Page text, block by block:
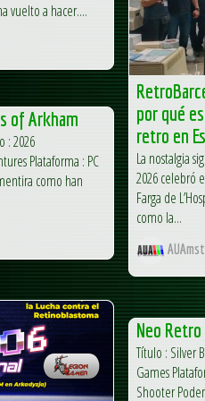
por qué
retro en
La nostalgia
2026 celebró
Farga de
como la...
vuelto a hacer....
of Arkham
: 2026
Plataforma : PC
como han
Neo
Título : Silver
Games
Shooter